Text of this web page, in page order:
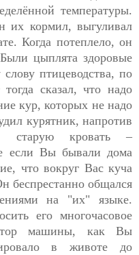
температуры.
их кормил, выгуливал
Когда потеплело, он
цыплята здоровые
птицеводства, по
сказал, что надо
кур, которых не надо
курятник, напротив
старую кровать –
если Вы бывали дома
что вокруг Вас куча
беспрестанно общался
на "их" языке.
его многочасовое
машины, как Вы
в животе до